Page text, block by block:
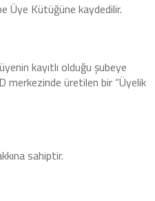
Üye Kütüğüne kaydedilir.
kayıtlı olduğu şubeye
merkezinde üretilen bir “Üyelik
sahiptir.